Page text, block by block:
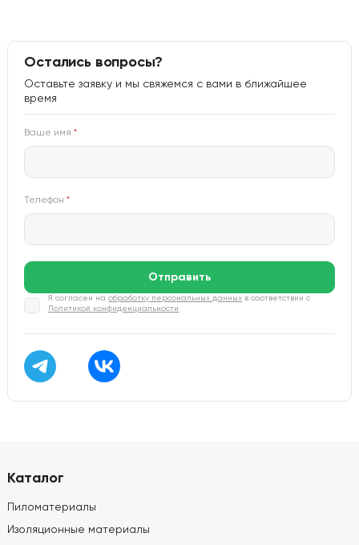
Остались вопросы?
Оставьте заявку и мы свяжемся с вами в ближайшее
время
Ваше имя*
Телефон*
Отправить
Я согласен наобработку персональных данных в соответствии с
Политикой конфиденциальности
Каталог
Пиломатериалы
Изоляционные материалы